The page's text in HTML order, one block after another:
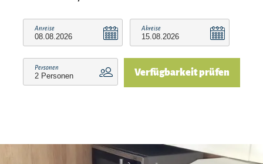
Anreise Abreise
Personen Verfügbarkeit prüfen